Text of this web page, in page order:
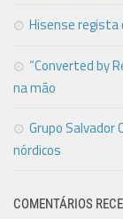
Hisense regista
“Converted by
na mão
Grupo Salvador
nórdicos
COMENTÁRIOS